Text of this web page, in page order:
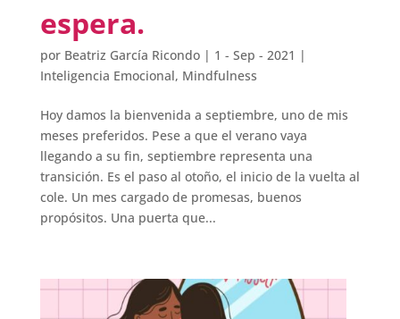
espera.
por Beatriz García Ricondo| 1 - Sep - 2021 |
Inteligencia Emocional, Mindfulness
Hoy damos la bienvenida a septiembre, uno de mis
meses preferidos. Pese a que el verano vaya
llegando a su fin, septiembre representa una
transición. Es el paso al otoño, el inicio de la vuelta al
cole. Un mes cargado de promesas, buenos
propósitos. Una puerta que...